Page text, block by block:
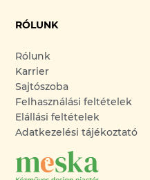
RÓLUNK
Rólunk
Karrier
Sajtószoba
Felhasználási feltételek
Elállási feltételek
Adatkezelési tájékoztató